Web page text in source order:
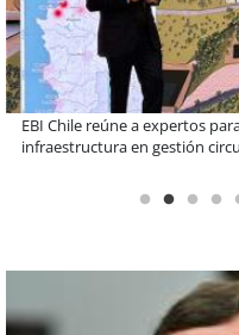
Más de 1.600 alumnos han
Sopraval en lo que va del año